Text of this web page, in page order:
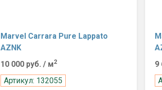
Marvel Carrara Pure Lappato
AZNK
10 000 руб. / м2
Артикул: 132055
9